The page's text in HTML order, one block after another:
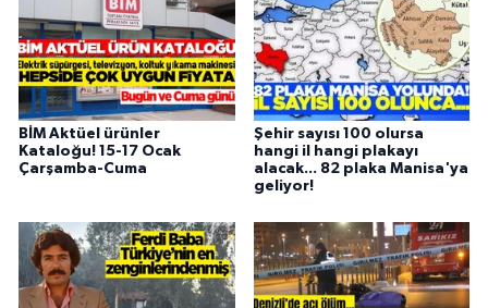
BİM Aktüel ürünler
Kataloğu! 15-17 Ocak
Çarşamba-Cuma
Şehir sayısı 100 olursa
hangi il hangi plakayı
alacak... 82 plaka Manisa'ya
geliyor!